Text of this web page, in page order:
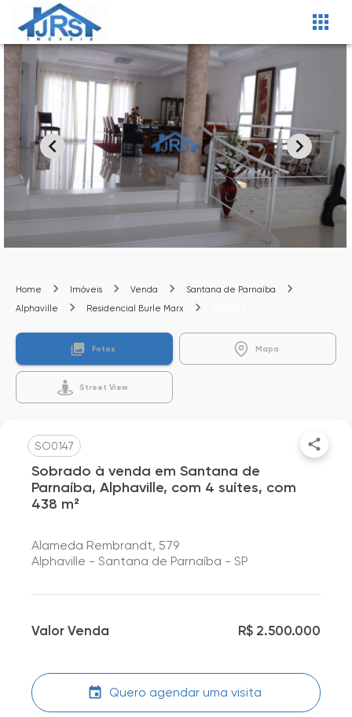
Home Imóveis Venda
Santana de Parnaíba
Alphaville
Residencial Burle Marx
Fotos Mapa
Street View
SO0147
Sobrado à venda em Santana de
Parnaíba, Alphaville, com 4 suítes, com
438 m²
Alameda Rembrandt, 579
Alphaville - Santana de Parnaíba - SP
Valor Venda R$ 2.500.000
Quero agendar uma visita